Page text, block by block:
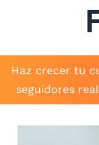
Haz crecer tu
seguidores